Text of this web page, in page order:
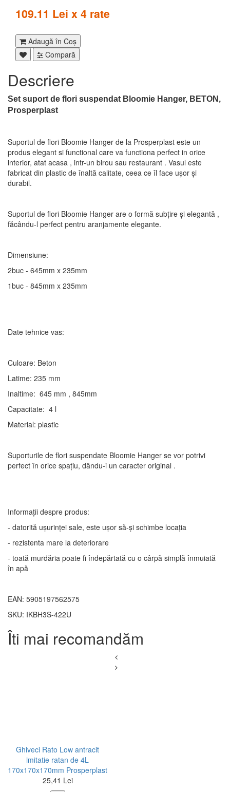
109.11 Lei x 4 rate
Adaugă în Coş
Compară
Descriere
Set suport de flori suspendat Bloomie Hanger, BETON,
Prosperplast
Suportul de flori Bloomie Hanger de la Prosperplast este un
produs elegant si functional care va functiona perfect in orice
interior, atat acasa , intr-un birou sau restaurant . Vasul este
fabricat din plastic de înaltă calitate, ceea ce îl face ușor și
durabil.
Suportul de flori Bloomie Hanger are o formă subțire și elegantă ,
făcându-l perfect pentru aranjamente elegante.
Dimensiune:
2buc - 645mm x 235mm
1buc - 845mm x 235mm
Date tehnice vas:
Culoare: Beton
Latime: 235 mm
Inaltime: 645 mm , 845mm
Capacitate: 4 l
Material: plastic
Suporturile de flori suspendate Bloomie Hanger se vor potrivi
perfect în orice spațiu, dându-i un caracter original .
Informații despre produs:
- datorită ușurinței sale, este ușor să-și schimbe locația
- rezistenta mare la deteriorare
- toată murdăria poate fi îndepărtată cu o cârpă simplă înmuiată
în apă
EAN: 5905197562575
SKU: IKBH3S-422U
Îti mai recomandăm
Ghiveci Rato Low antracit
imitatie ratan de 4L
170x170x170mm Prosperplast
25,41 Lei